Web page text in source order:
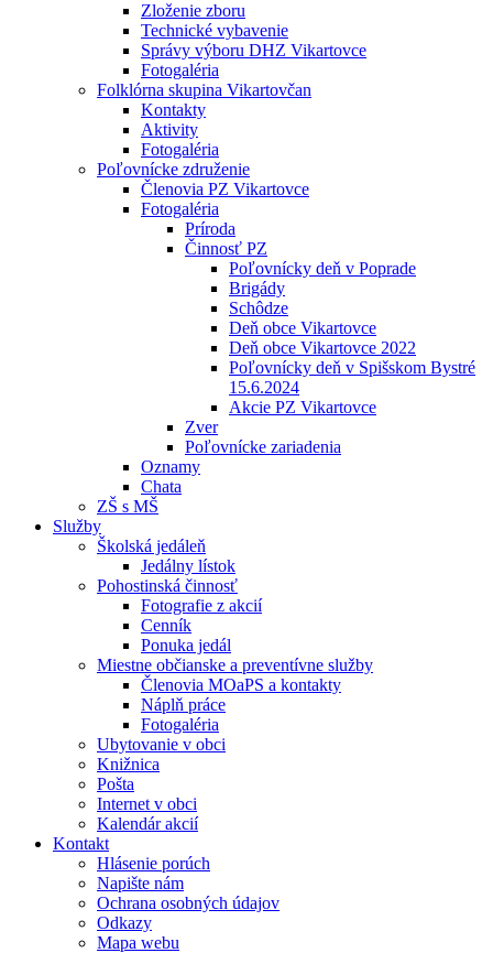
Zloženie zboru
Technické vybavenie
Správy výboru DHZ Vikartovce
Fotogaléria
Folklórna skupina Vikartovčan
Kontakty
Aktivity
Fotogaléria
Poľovnícke združenie
Členovia PZ Vikartovce
Fotogaléria
Príroda
Činnosť PZ
Poľovnícky deň v Poprade
Brigády
Schôdze
Deň obce Vikartovce
Deň obce Vikartovce 2022
Poľovnícky deň v Spišskom Bystré
15.6.2024
Akcie PZ Vikartovce
Zver
Poľovnícke zariadenia
Oznamy
Chata
ZŠ s MŠ
Služby
Školská jedáleň
Jedálny lístok
Pohostinská činnosť
Fotografie z akcií
Cenník
Ponuka jedál
Miestne občianske a preventívne služby
Členovia MOaPS a kontakty
Náplň práce
Fotogaléria
Ubytovanie v obci
Knižnica
Pošta
Internet v obci
Kalendár akcií
Kontakt
Hlásenie porúch
Napište nám
Ochrana osobných údajov
Odkazy
Mapa webu